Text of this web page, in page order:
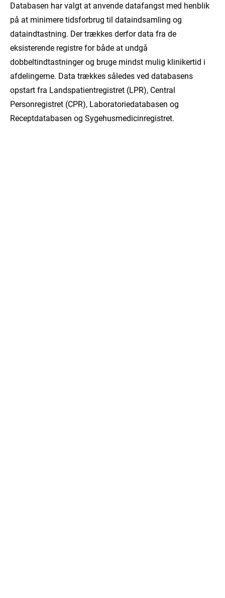
Databasen har valgt at anvende datafangst med henblik
på at minimere tidsforbrug til dataindsamling og
dataindtastning. Der trækkes derfor data fra de
eksisterende registre for både at undgå
dobbeltindtastninger og bruge mindst mulig klinikertid i
afdelingerne. Data trækkes således ved databasens
opstart fra Landspatientregistret (LPR), Central
Personregistret (CPR), Laboratoriedatabasen og
Receptdatabasen og Sygehusmedicinregistret.